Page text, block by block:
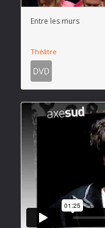
Entre les murs
Théâtre